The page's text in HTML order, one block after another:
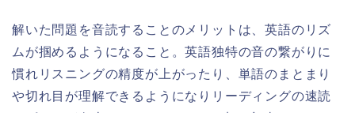
解いた問題を音読することのメリットは、英語のリズ
ムが掴めるようになること。英語独特の音の繋がりに
慣れリスニングの精度が上がったり、単語のまとまり
や切れ目が理解できるようになりリーディングの速読